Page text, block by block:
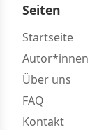
Seiten
Startseite
Autor*innen
Über uns
FAQ
Kontakt